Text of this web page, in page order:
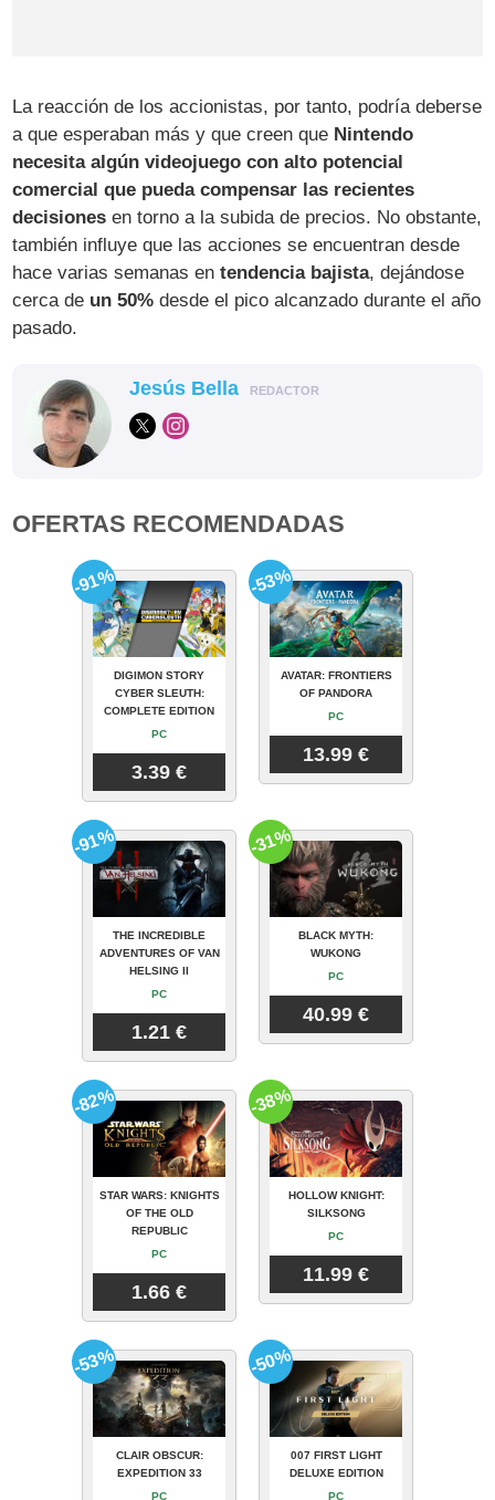
La reacción de los accionistas, por tanto, podría deberse
a que esperaban más y que creen que Nintendo
necesita algún videojuego con alto potencial
comercial que pueda compensar las recientes
decisiones en torno a la subida de precios. No obstante,
también influye que las acciones se encuentran desde
hace varias semanas entendencia bajista, dejándose
cerca de un 50% desde el pico alcanzado durante el año
pasado.
Jesús Bella REDACTOR
OFERTAS RECOMENDADAS
DIGIMON STORY
CYBER SLEUTH:
COMPLETE EDITION
PC
3.39 €
-91%
AVATAR: FRONTIERS
OF PANDORA
PC
13.99 €
-53%
THE INCREDIBLE
ADVENTURES OF VAN
HELSING II
PC
1.21 €
-91%
BLACK MYTH:
WUKONG
PC
40.99 €
-31%
STAR WARS: KNIGHTS
OF THE OLD
REPUBLIC
PC
1.66 €
-82%
HOLLOW KNIGHT:
SILKSONG
PC
11.99 €
-38%
CLAIR OBSCUR:
EXPEDITION 33
PC
-53%
007 FIRST LIGHT
DELUXE EDITION
PC
-50%